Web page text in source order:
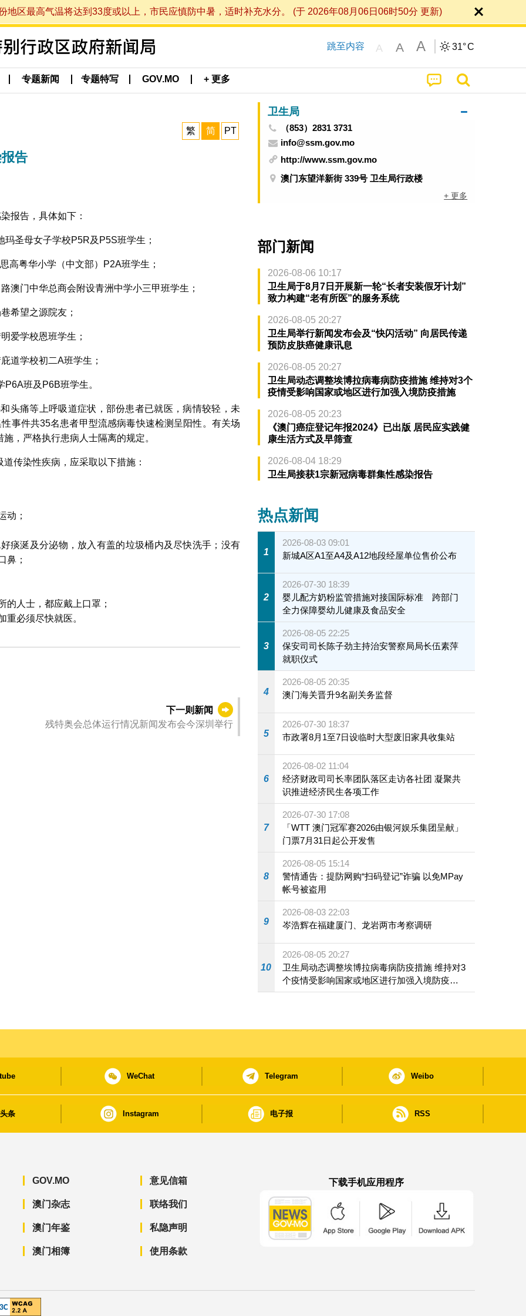
地区最高气温将达到33度或以上，市民应慎防中暑，适时补充水分。 (于 2026年08月06日06时50分 更新)
跳至内容 A A A 31°C
专题新闻 专题特写 GOV.MO + 更多
繁 简 PT
告
报告，具体如下：
圣母女子学校P5R及P5S班学生；
高粤华小学（中文部）P2A班学生；
澳门中华总商会附设青洲中学小三甲班学生；
希望之源院友；
爱学校恩班学生；
道学校初二A班学生；
班及P6B班学生。
头痛等上呼吸道症状，部份患者已就医，病情较轻，未
事件共35名患者甲型流感病毒快速检测呈阳性。有关场
，严格执行患病人士隔离的规定。
传染性疾病，应采取以下措施：
动；
痰涎及分泌物，放入有盖的垃圾桶内及尽快洗手；没有
鼻；
的人士，都应戴上口罩；
重必须尽快就医。
下一则新闻
残特奥会总体运行情况新闻发布会今深圳举行
卫生局
（853）2831 3731
info@ssm.gov.mo
http://www.ssm.gov.mo
澳门东望洋新街 339号 卫生局行政楼
+ 更多
部门新闻
2026-08-06 10:17
卫生局于8月7日开展新一轮“长者安装假牙计划”
致力构建“老有所医”的服务系统
2026-08-05 20:27
卫生局举行新闻发布会及“快闪活动” 向居民传递
预防皮肤癌健康讯息
2026-08-05 20:27
卫生局动态调整埃博拉病毒病防疫措施 维持对3个
疫情受影响国家或地区进行加强入境防疫措施
2026-08-05 20:23
《澳门癌症登记年报2024》已出版 居民应实践健
康生活方式及早筛查
2026-08-04 18:29
卫生局接获1宗新冠病毒群集性感染报告
热点新闻
1
2026-08-03 09:01
新城A区A1至A4及A12地段经屋单位售价公布
2
2026-07-30 18:39
婴儿配方奶粉监管措施对接国际标准 跨部门
全力保障婴幼儿健康及食品安全
3
2026-08-05 22:25
保安司司长陈子劲主持治安警察局局长伍素萍
就职仪式
4
2026-08-05 20:35
澳门海关晋升9名副关务监督
5
2026-07-30 18:37
市政署8月1至7日设临时大型废旧家具收集站
6
2026-08-02 11:04
经济财政司司长率团队落区走访各社团 凝聚共
识推进经济民生各项工作
7
2026-07-30 17:08
「WTT 澳门冠军赛2026由银河娱乐集团呈献」
门票7月31日起公开发售
8
2026-08-05 15:14
警情通告：提防网购“扫码登记”诈骗 以免MPay
帐号被盗用
9
2026-08-03 22:03
岑浩辉在福建厦门、龙岩两市考察调研
10
2026-08-05 20:27
卫生局动态调整埃博拉病毒病防疫措施 维持对3
个疫情受影响国家或地区进行加强入境防疫措
施
WeChat Telegram Weibo
条 Instagram 电子报 RSS
GOV.MO
澳门杂志
澳门年鉴
澳门相簿
意见信箱
联络我们
私隐声明
使用条款
下载手机应用程序